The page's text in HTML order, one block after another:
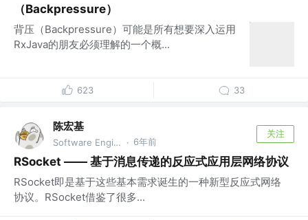
（Backpressure）
背压（Backpressure）可能是所有想要深入运用
RxJava的朋友必须理解的一个概...
623 33
陈宏基
Software Engineer @Facebook · 6年前
关注
RSocket —— 基于消息传递的反应式应用层网络协议
RSocket即是基于这些基本需求诞生的一种新型反应式网络
协议。RSocket借鉴了很多...